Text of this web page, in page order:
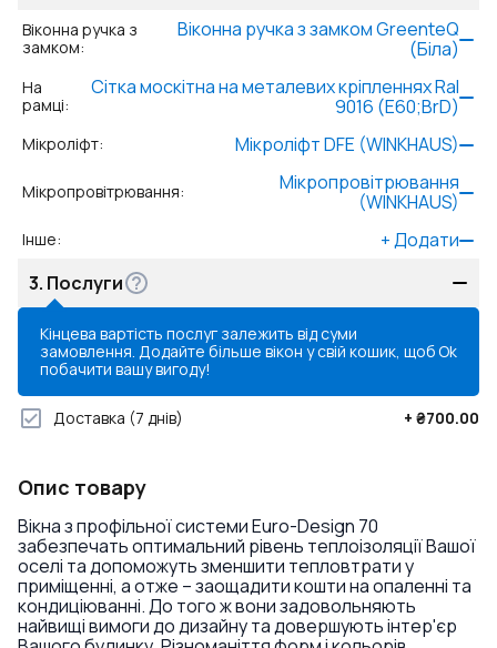
Віконна ручка з
замком:
Віконна ручка з замком GreenteQ
(Біла)
На
рамці:
Сітка москітна на металевих кріпленнях Ral
9016 (Е60;BrD)
Мікроліфт: Мікроліфт DFE (WINKHAUS)
Мікропровітрювання:
Мікропровітрювання
(WINKHAUS)
Інше: +Додати
3. Послуги
Кінцева вартість послуг залежить від суми
замовлення. Додайте більше вікон у свій кошик, щоб
побачити вашу вигоду!
Ok
Доставка (7 днів) + ₴700.00
Опис товару
Вікна з профільної системи Euro-Design 70
забезпечать оптимальний рівень теплоізоляції Вашої
оселі та допоможуть зменшити тепловтрати у
приміщенні, а отже – заощадити кошти на опаленні та
кондиціюванні. До того ж вони задовольняють
найвищі вимоги до дизайну та довершують інтер'єр